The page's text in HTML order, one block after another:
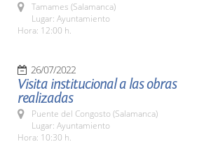
Tamames (Salamanca)
Lugar: Ayuntamiento
Hora: 12:00 h.
26/07/2022
Visita institucional a las obras
realizadas
Puente del Congosto (Salamanca)
Lugar: Ayuntamiento
Hora: 10:30 h.